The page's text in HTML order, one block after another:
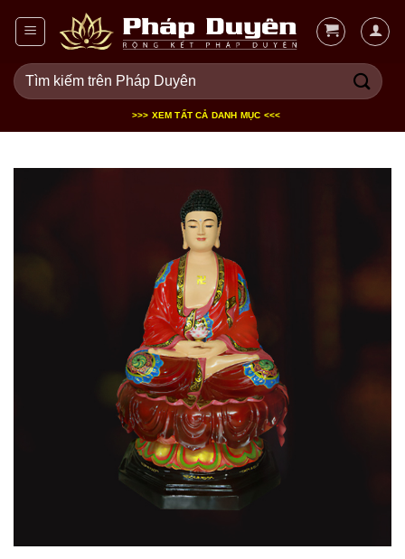
dung
Tìm
kiếm:
>>> XEM TẤT CẢ DANH MỤC <<<